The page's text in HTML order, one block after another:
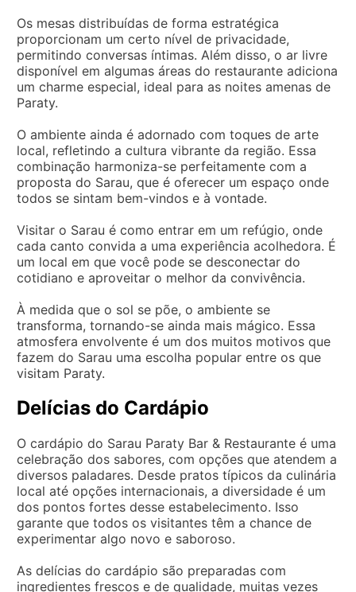
Os mesas distribuídas de forma estratégica
proporcionam um certo nível de privacidade,
permitindo conversas íntimas. Além disso, o ar livre
disponível em algumas áreas do restaurante adiciona
um charme especial, ideal para as noites amenas de
Paraty.
O ambiente ainda é adornado com toques de arte
local, refletindo a cultura vibrante da região. Essa
combinação harmoniza-se perfeitamente com a
proposta do Sarau, que é oferecer um espaço onde
todos se sintam bem-vindos e à vontade.
Visitar o Sarau é como entrar em um refúgio, onde
cada canto convida a uma experiência acolhedora. É
um local em que você pode se desconectar do
cotidiano e aproveitar o melhor da convivência.
À medida que o sol se põe, o ambiente se
transforma, tornando-se ainda mais mágico. Essa
atmosfera envolvente é um dos muitos motivos que
fazem do Sarau uma escolha popular entre os que
visitam Paraty.
Delícias do Cardápio
O cardápio do Sarau Paraty Bar & Restaurante é uma
celebração dos sabores, com opções que atendem a
diversos paladares. Desde pratos típicos da culinária
local até opções internacionais, a diversidade é um
dos pontos fortes desse estabelecimento. Isso
garante que todos os visitantes têm a chance de
experimentar algo novo e saboroso.
As delícias do cardápio são preparadas com
ingredientes frescos e de qualidade, muitas vezes